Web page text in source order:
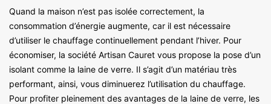
Quand la maison n’est pas isolée correctement, la
consommation d’énergie augmente, car il est nécessaire
d’utiliser le chauffage continuellement pendant l’hiver. Pour
économiser, la société Artisan Cauret vous propose la pose d’un
isolant comme la laine de verre. Il s’agit d’un matériau très
performant, ainsi, vous diminuerez l’utilisation du chauffage.
Pour profiter pleinement des avantages de la laine de verre, les